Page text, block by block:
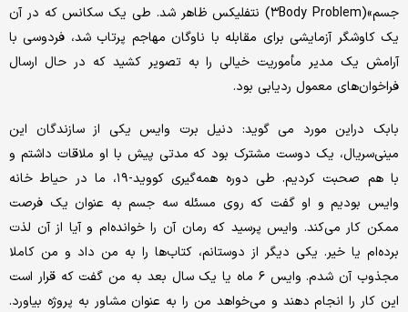
جسم»(۳Body Problem) نتفلیکس ظاهر شد. طی یک سکانس که در آن
یک کاوشگر آزمایشی برای مقابله با ناوگان مهاجم پرتاب شد، فردوسی با
آرامش یک مدیر مأموریت خیالی را به تصویر کشید که در حال ارسال
فراخوان‌های معمول ردیابی بود.
بابک دراین مورد می گوید: دنیل برت وایس یکی از سازندگان این
مینی‌سریال، یک دوست مشترک بود که مدتی پیش با او ملاقات داشتم و
با هم صحبت کردیم. طی دوره همه‌گیری کووید-۱۹، ما در حیاط خانه
وایس بودیم و او گفت که روی مسئله سه جسم به عنوان یک فرصت
ممکن کار می‌کند. وایس پرسید که رمان آن را خوانده‌ام و آیا از آن لذت
برده‌ام یا خیر. یکی دیگر از دوستانم، کتاب‌ها را به من داد و من کاملا
مجذوب آن شدم. وایس ۶ ماه یا یک سال بعد به من گفت که قرار است
این کار را انجام دهند و می‌خواهد من را به عنوان مشاور به پروژه بیاورد.